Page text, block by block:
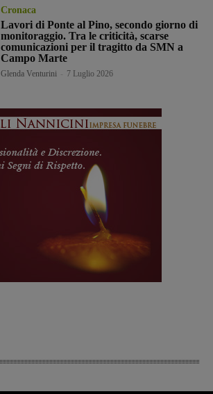
Cronaca
Lavori di Ponte al Pino, secondo giorno di
monitoraggio. Tra le criticità, scarse
comunicazioni per il tragitto da SMN a
Campo Marte
Glenda Venturini 7 Luglio 2026